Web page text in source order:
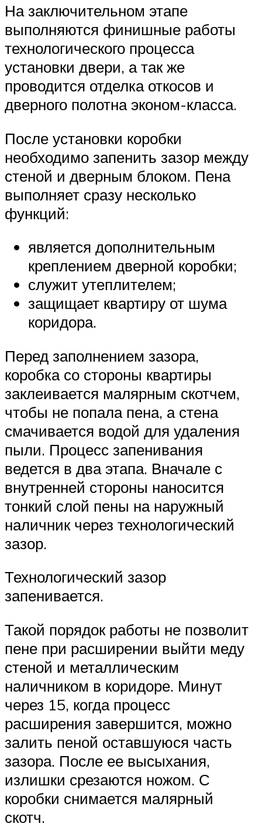
На заключительном этапе
выполняются финишные работы
технологического процесса
установки двери, а так же
проводится отделка откосов и
дверного полотна эконом-класса.
После установки коробки
необходимо запенить зазор между
стеной и дверным блоком. Пена
выполняет сразу несколько
функций:
является дополнительным
креплением дверной коробки;
служит утеплителем;
защищает квартиру от шума
коридора.
Перед заполнением зазора,
коробка со стороны квартиры
заклеивается малярным скотчем,
чтобы не попала пена, а стена
смачивается водой для удаления
пыли. Процесс запенивания
ведется в два этапа. Вначале с
внутренней стороны наносится
тонкий слой пены на наружный
наличник через технологический
зазор.
Технологический зазор
запенивается.
Такой порядок работы не позволит
пене при расширении выйти меду
стеной и металлическим
наличником в коридоре. Минут
через 15, когда процесс
расширения завершится, можно
залить пеной оставшуюся часть
зазора. После ее высыхания,
излишки срезаются ножом. С
коробки снимается малярный
скотч.